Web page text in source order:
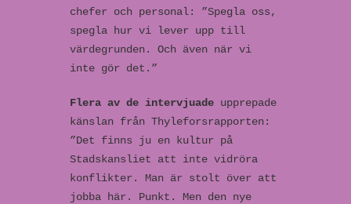
chefer och personal: ”Spegla oss,
spegla hur vi lever upp till
värdegrunden. Och även när vi
inte gör det.”
Flera av de intervjuade upprepade
känslan från Thyleforsrapporten:
”Det finns ju en kultur på
Stadskansliet att inte vidröra
konflikter. Man är stolt över att
jobba här. Punkt. Men den nye